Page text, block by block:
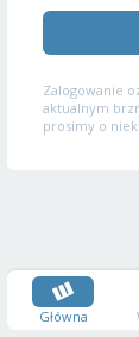
Zalogowanie
aktualnym
prosimy o
Główna